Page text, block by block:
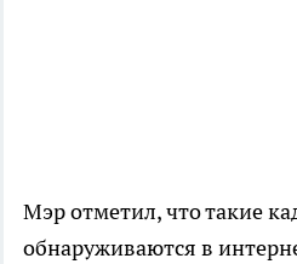
Мэр отметил, что такие
обнаруживаются в